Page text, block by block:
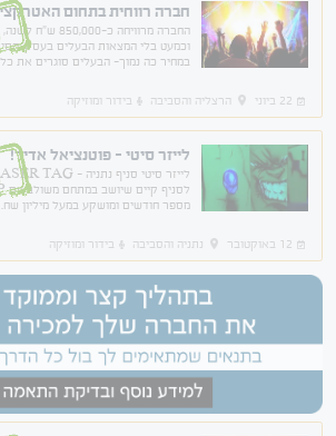
חברה רווחית בתחום
החברה מרוויחה כ-
וכמעט בלי המצאות הבעלים בעסק.
במחיר כה נמוך- הבעלים סוגרים את
שפתוחים בשבת, דבר שלא יכול לקרות
22 ביוני הרצליה והסביבה בידור ומוזיקה
לייזר סיטי - פוטנציאל אדיר!
מספר חודשים ומושקע במעל מיליון
12 באוקטובר נתניה והסביבה בידור ומוזיקה